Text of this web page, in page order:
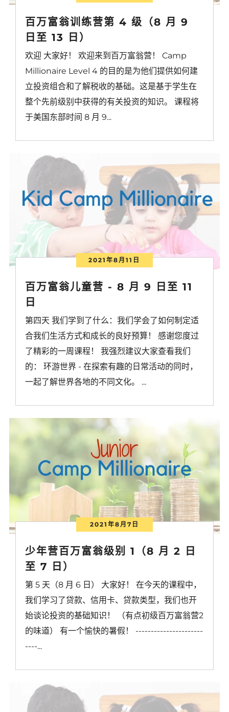
百万富翁训练营第 4 级（8 月 9
日至 13 日）
欢迎 大家好！ 欢迎来到百万富翁营！ Camp
Millionaire Level 4 的目的是为他们提供如何建
立投资组合和了解税收的基础。这是基于学生在
整个先前级别中获得的有关投资的知识。 课程将
于美国东部时间 8 月 9...
2021年8月11日
百万富翁儿童营 - 8 月 9 日至 11
日
第四天 我们学到了什么：我们学会了如何制定适
合我们生活方式和成长的良好预算！ 感谢您度过
了精彩的一周课程！ 我强烈建议大家查看我们
的： 环游世界 - 在探索有趣的日常活动的同时，
一起了解世界各地的不同文化。 ...
2021年8月7日
少年营百万富翁级别 1（8 月 2 日
至 7 日）
第 5 天（8 月 6 日） 大家好！ 在今天的课程中，
我们学习了贷款、信用卡、贷款类型，我们也开
始谈论投资的基础知识！ （有点初级百万富翁营2
的味道） 有一个愉快的暑假！ ----------------------
----...